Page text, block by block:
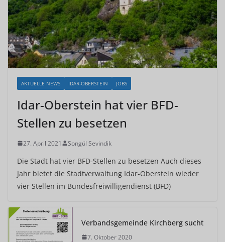
AKTUELLE NEWS IDAR-OBERSTEIN JOBS
Idar-Oberstein hat vier BFD-
Stellen zu besetzen
27. April 2021 Songül Sevindik
Die Stadt hat vier BFD-Stellen zu besetzen Auch dieses
Jahr bietet die Stadtverwaltung Idar-Oberstein wieder
vier Stellen im Bundesfreiwilligendienst (BFD)
Verbandsgemeinde Kirchberg sucht
7. Oktober 2020